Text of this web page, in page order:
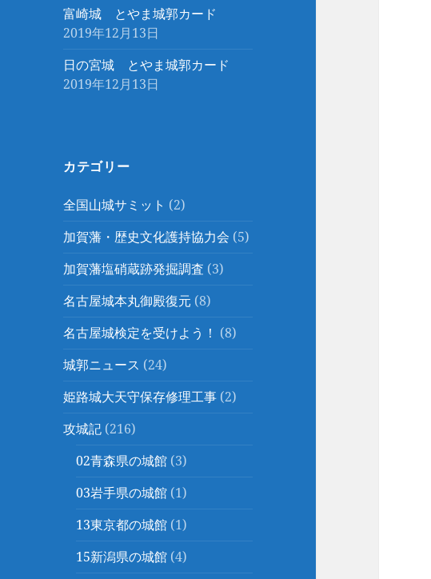
富崎城 とやま城郭カード
2019年12月13日
日の宮城 とやま城郭カード
2019年12月13日
カテゴリー
全国山城サミット (2)
加賀藩・歴史文化護持協力会 (5)
加賀藩塩硝蔵跡発掘調査 (3)
名古屋城本丸御殿復元 (8)
名古屋城検定を受けよう！ (8)
城郭ニュース (24)
姫路城大天守保存修理工事 (2)
攻城記 (216)
02青森県の城館 (3)
03岩手県の城館 (1)
13東京都の城館 (1)
15新潟県の城館 (4)